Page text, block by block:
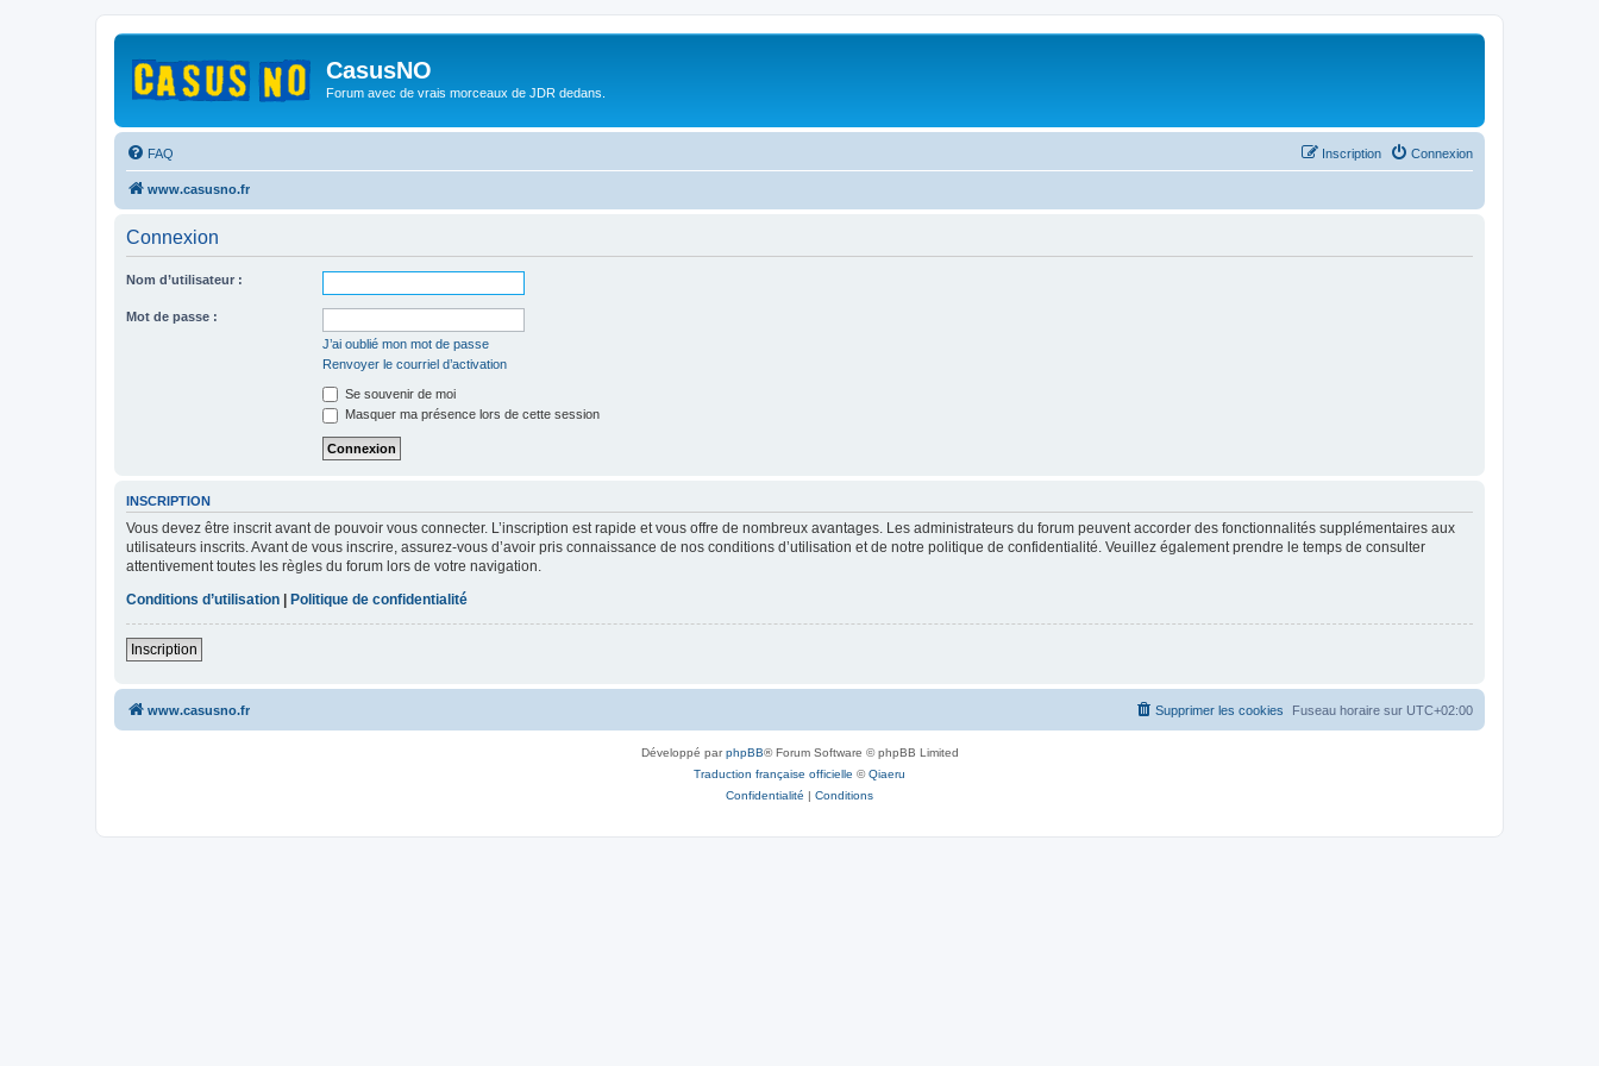
CasusNO
Forum avec de vrais morceaux de JDR dedans.
FAQ Connexion
Inscription
www.casusno.fr
Connexion
Nom d’utilisateur :
Mot de passe :
J’ai oublié mon mot de passe
Renvoyer le courriel d’activation
Se souvenir de moi
Masquer ma présence lors de cette session
INSCRIPTION
Vous devez être inscrit avant de pouvoir vous connecter. L’inscription est rapide et vous offre de nombreux avantages. Les administrateurs du forum peuvent accorder des fonctionnalités supplémentaires aux
utilisateurs inscrits. Avant de vous inscrire, assurez-vous d’avoir pris connaissance de nos conditions d’utilisation et de notre politique de confidentialité. Veuillez également prendre le temps de consulter
attentivement toutes les règles du forum lors de votre navigation.
Conditions d’utilisation
Politique de confidentialité
Inscription
www.casusno.fr Fuseau horaire sur UTC+02:00
Supprimer les cookies
Développé parphpBB® Forum Software © phpBB Limited
Traduction française officielle ©Qiaeru
Confidentialité | Conditions